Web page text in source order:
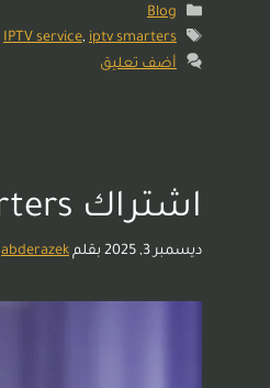
Blog
IPTV service, iptv smarters اشتراك
أضف تعليق
اشتراك IPTV Smarters: لماذا يعتبر من أفضل اشتراكات IPTV المتاحة؟
ديسمبر 3, 2025 بقلم abderazek